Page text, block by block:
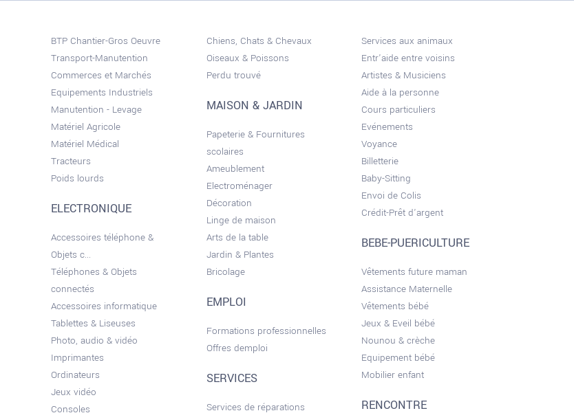
BTP Chantier-Gros Oeuvre
Transport-Manutention
Commerces et Marchés
Equipements Industriels
Manutention - Levage
Matériel Agricole
Matériel Médical
Tracteurs
Poids lourds
ELECTRONIQUE
Accessoires téléphone &
Objets c...
Téléphones & Objets
connectés
Accessoires informatique
Tablettes & Liseuses
Photo, audio & vidéo
Imprimantes
Ordinateurs
Jeux vidéo
Consoles
Chiens, Chats & Chevaux
Oiseaux & Poissons
Perdu trouvé
MAISON & JARDIN
Papeterie & Fournitures
scolaires
Ameublement
Electroménager
Décoration
Linge de maison
Arts de la table
Jardin & Plantes
Bricolage
EMPLOI
Formations professionnelles
Offres demploi
SERVICES
Services de réparations
Services aux animaux
Entr'aide entre voisins
Artistes & Musiciens
Aide à la personne
Cours particuliers
Evénements
Voyance
Billetterie
Baby-Sitting
Envoi de Colis
Crédit-Prêt d'argent
BEBE-PUERICULTURE
Vêtements future maman
Assistance Maternelle
Vêtements bébé
Jeux & Eveil bébé
Nounou & crèche
Equipement bébé
Mobilier enfant
RENCONTRE